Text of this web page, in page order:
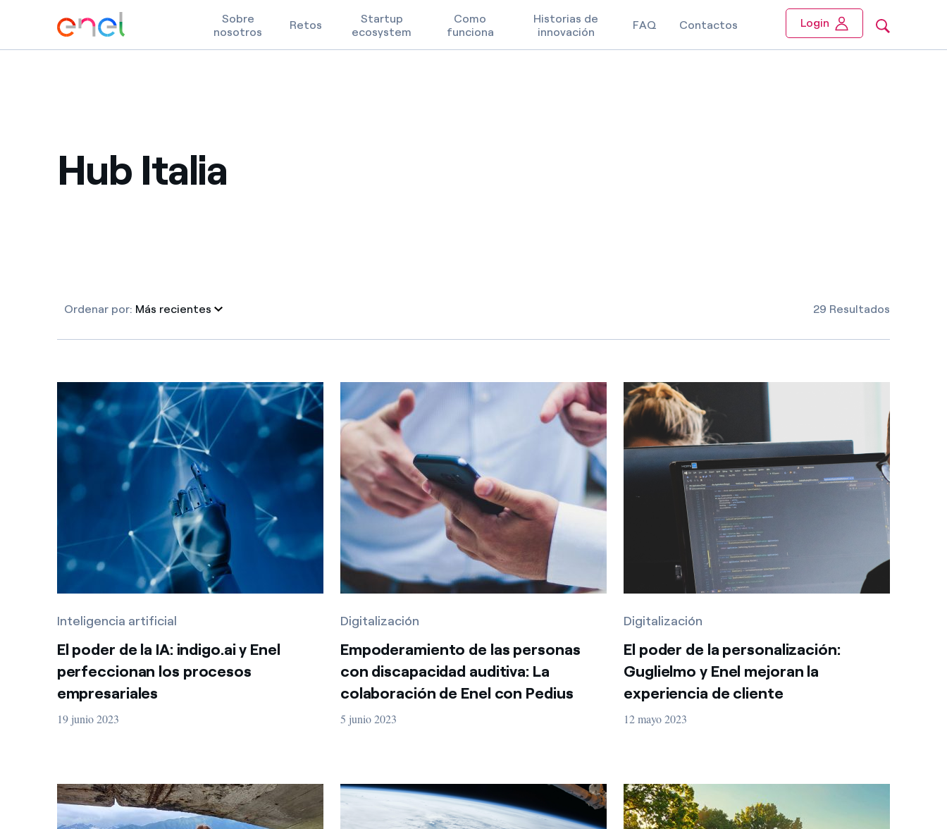
Skip to content
Sobre
nosotros
Retos
Startup
ecosystem
Como
funciona
Historias de
innovación
FAQ Contactos Login
Hub Italia
Ordenar por: Más recientes 29 Resultados
Inteligencia artificial
El poder de la IA: indigo.ai y Enel
perfeccionan los procesos
empresariales
19 junio 2023
Digitalización
Empoderamiento de las personas
con discapacidad auditiva: La
colaboración de Enel con Pedius
5 junio 2023
Digitalización
El poder de la personalización:
Guglielmo y Enel mejoran la
experiencia de cliente
12 mayo 2023